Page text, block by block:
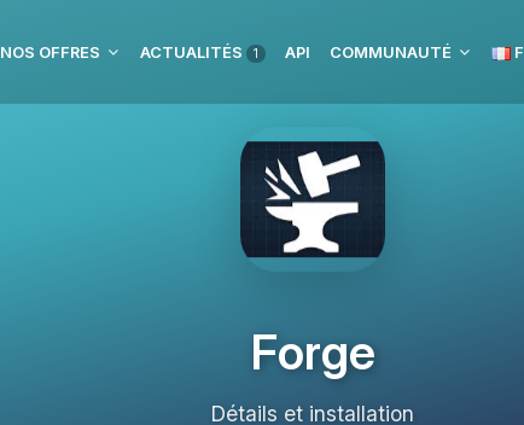
NOS OFFRES ACTUALITÉS 1 API COMMUNAUTÉ
Forge
Détails et installation